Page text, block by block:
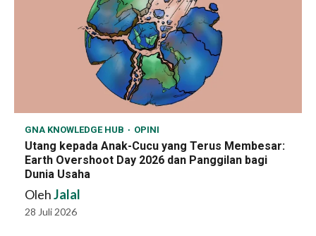
GNA KNOWLEDGE HUB OPINI
Utang kepada Anak-Cucu yang Terus Membesar:
Earth Overshoot Day 2026 dan Panggilan bagi
Dunia Usaha
OlehJalal
28 Juli 2026